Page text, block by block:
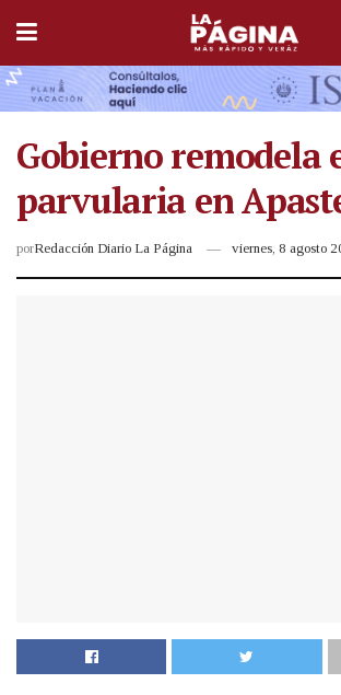
Gobierno remodela
parvularia en
porRedacción Diario La Página viernes, 8 agosto